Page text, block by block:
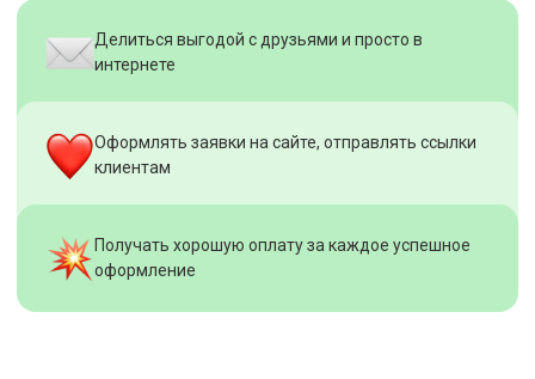
Делиться выгодой с друзьями и просто в
интернете
Оформлять заявки на сайте, отправлять ссылки
клиентам
Получать хорошую оплату за каждое успешное
оформление